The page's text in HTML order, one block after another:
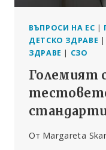
ВЪПРОСИ НА ЕС |
ДЕТСКО ЗДРАВЕ |
ЗДРАВЕ | СЗО
Големият
От Margareta